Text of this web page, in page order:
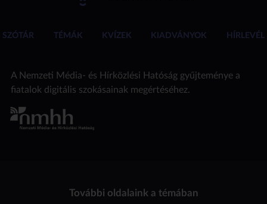
SZÓTÁR TÉMÁK KVÍZEK KIADVÁNYOK HÍRLEVÉL
A Nemzeti Média- és Hírközlési Hatóság gyűjteménye a
fiatalok digitális szokásainak megértéséhez.
További oldalaink a témában